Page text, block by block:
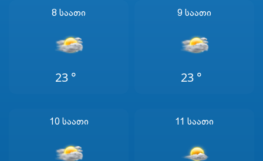
8 Საათი
23 °
9 Საათი
23 °
10 Საათი 11 Საათი